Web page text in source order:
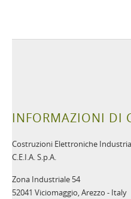
INFORMAZIONI DI
Costruzioni Elettroniche
C.E.I.A. S.p.A.
Zona Industriale 54
52041 Viciomaggio, Arezzo - Italy